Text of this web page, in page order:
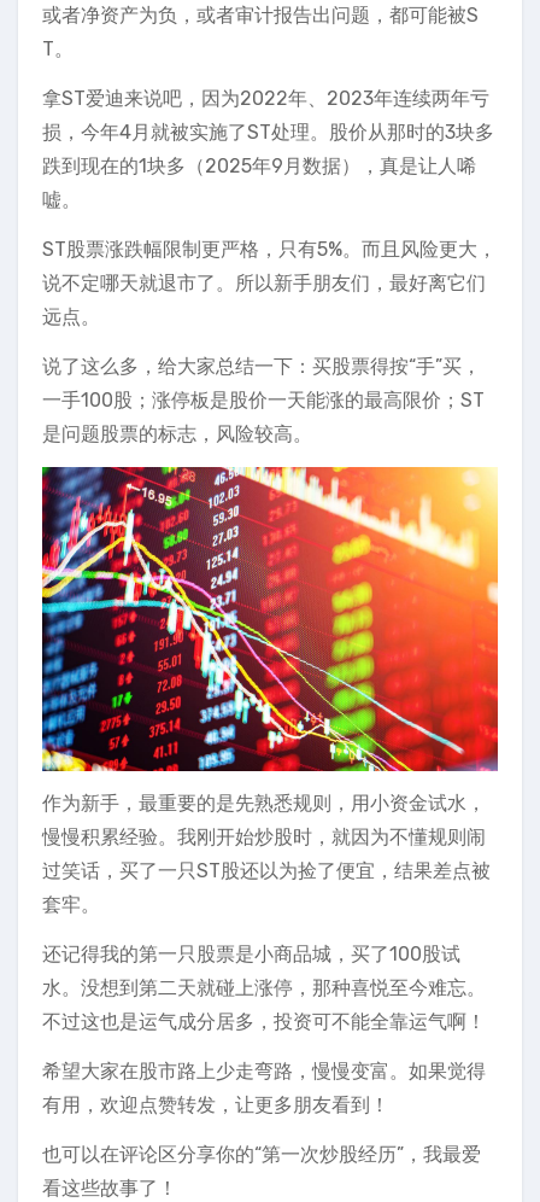
或者净资产为负，或者审计报告出问题，都可能被S
T。
拿ST爱迪来说吧，因为2022年、2023年连续两年亏
损，今年4月就被实施了ST处理。股价从那时的3块多
跌到现在的1块多（2025年9月数据），真是让人唏
嘘。
ST股票涨跌幅限制更严格，只有5%。而且风险更大，
说不定哪天就退市了。所以新手朋友们，最好离它们
远点。
说了这么多，给大家总结一下：买股票得按“手”买，
一手100股；涨停板是股价一天能涨的最高限价；ST
是问题股票的标志，风险较高。
作为新手，最重要的是先熟悉规则，用小资金试水，
慢慢积累经验。我刚开始炒股时，就因为不懂规则闹
过笑话，买了一只ST股还以为捡了便宜，结果差点被
套牢。
还记得我的第一只股票是小商品城，买了100股试
水。没想到第二天就碰上涨停，那种喜悦至今难忘。
不过这也是运气成分居多，投资可不能全靠运气啊！
希望大家在股市路上少走弯路，慢慢变富。如果觉得
有用，欢迎点赞转发，让更多朋友看到！
也可以在评论区分享你的“第一次炒股经历”，我最爱
看这些故事了！